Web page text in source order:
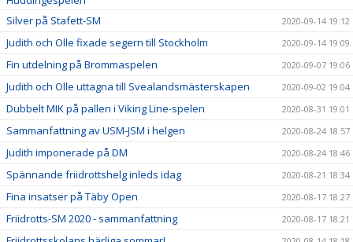
Silver på Stafett-SM 2020-09-14 19:12
Judith och Olle fixade segern till Stockholm 2020-09-14 19:09
Fin utdelning på Brommaspelen 2020-09-07 19:06
Judith och Olle uttagna till Svealandsmästerskapen 2020-09-02 19:04
Dubbelt MIK på pallen i Viking Line-spelen 2020-08-31 19:01
Sammanfattning av USM-JSM i helgen 2020-08-24 18:57
Judith imponerade på DM 2020-08-24 18:46
Spännande friidrottshelg inleds idag 2020-08-21 18:34
Fina insatser på Täby Open 2020-08-17 18:27
Friidrotts-SM 2020 - sammanfattning 2020-08-17 18:21